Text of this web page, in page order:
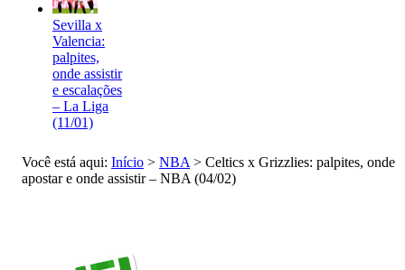
Sevilla x
Valencia:
palpites,
onde assistir
e escalações
– La Liga
(11/01)
Você está aqui: Início > NBA > Celtics x Grizzlies: palpites, onde
apostar e onde assistir – NBA (04/02)